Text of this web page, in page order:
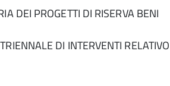
DEI PROGETTI DI RISERVA BENI
DI INTERVENTI RELATIVO